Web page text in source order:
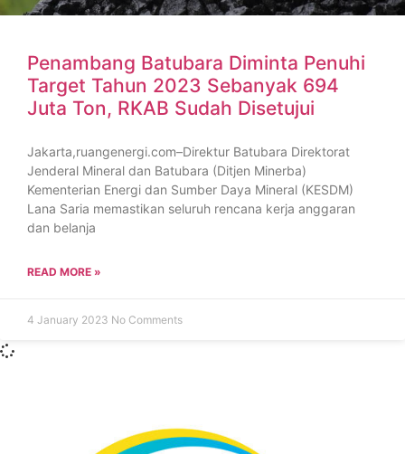
Penambang Batubara Diminta Penuhi
Target Tahun 2023 Sebanyak 694
Juta Ton, RKAB Sudah Disetujui
Jakarta,ruangenergi.com–Direktur Batubara Direktorat
Jenderal Mineral dan Batubara (Ditjen Minerba)
Kementerian Energi dan Sumber Daya Mineral (KESDM)
Lana Saria memastikan seluruh rencana kerja anggaran
dan belanja
READ MORE »
4 January 2023 No Comments